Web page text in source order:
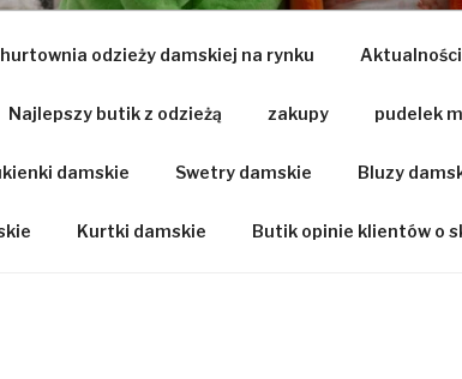
odzieży damskiej na rynku Aktualności
Najlepszy butik z odzieżą zakupy pudelek
damskie Swetry damskie Bluzy
Kurtki damskie Butik opinie klientów o